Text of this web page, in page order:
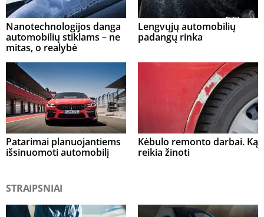
Nanotechnologijos danga
automobilių stiklams – ne
mitas, o realybė
Lengvųjų automobilių
padangų rinka
Patarimai planuojantiems
išsinuomoti automobilį
Kėbulo remonto darbai. Ką
reikia žinoti
STRAIPSNIAI